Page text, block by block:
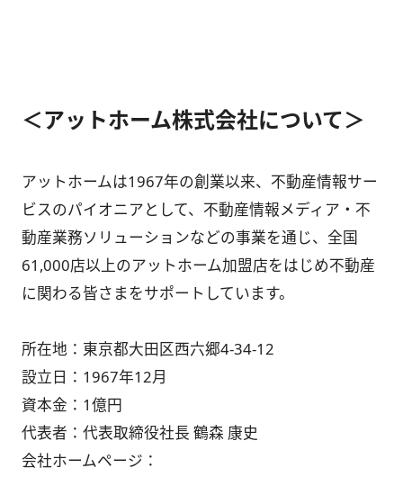
＜アットホーム株式会社について＞
アットホームは1967年の創業以来、不動産情報サー
ビスのパイオニアとして、不動産情報メディア・不
動産業務ソリューションなどの事業を通じ、全国
61,000店以上のアットホーム加盟店をはじめ不動産
に関わる皆さまをサポートしています。
所在地：東京都大田区西六郷4-34-12
設立日：1967年12月
資本金：1億円
代表者：代表取締役社長 鶴森 康史
会社ホームページ：